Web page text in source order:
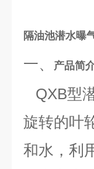
隔油池潜水曝
一、 产品简
QXB型
旋转的叶
和水，利